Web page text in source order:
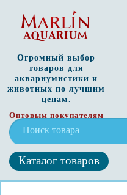
Огромный выбор
товаров для
аквариумистики и
животных по лучшим
ценам.
Оптовым покупателям
Каталог товаров